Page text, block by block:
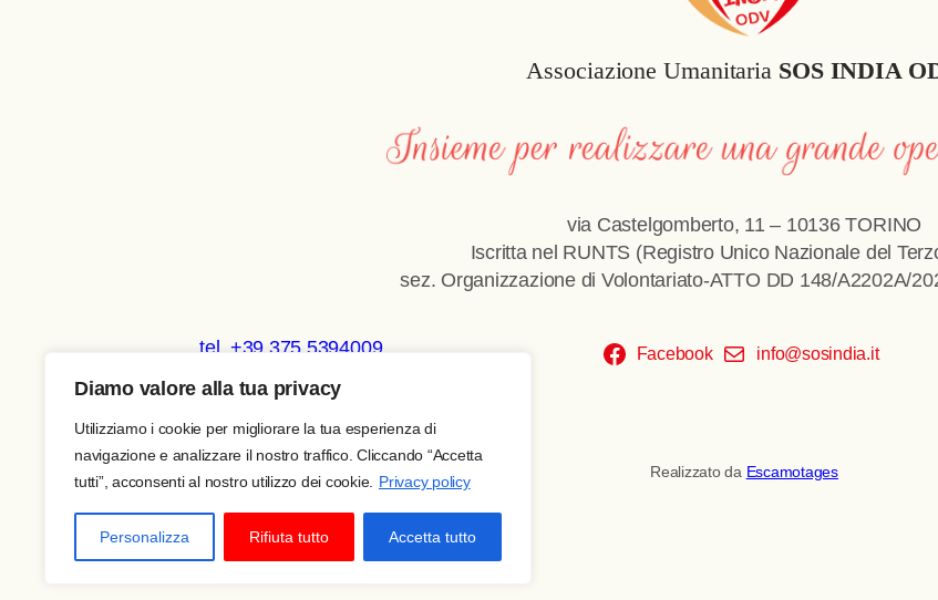
Diamo valore alla tua privacy
Utilizziamo i cookie per migliorare la tua esperienza di
navigazione e analizzare il nostro traffico. Cliccando “Accetta
tutti”, acconsenti al nostro utilizzo dei cookie. Privacy policy
Personalizza Rifiuta tutto Accetta tutto
Associazione Umanitaria SOS INDIA
via Castelgomberto, 11 – 10136 TORINO
Iscritta nel RUNTS (Registro Unico Nazionale del
sez. Organizzazione di Volontariato-ATTO DD 148/A2202A/
tel. +39 375 5394009 Facebook info@sosindia.it
Copyright © 2026 SOS India
Realizzato da Escamotages